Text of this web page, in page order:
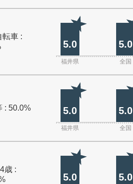
転車 :
5.0 5.0
福井県 全国
: 50.0% 5.0 5.0
福井県 全国
歳 :
5.0 5.0